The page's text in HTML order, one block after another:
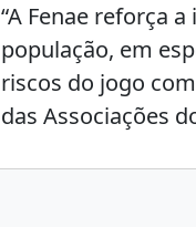
“A Fenae reforça
população, em
riscos do jogo
das Associações